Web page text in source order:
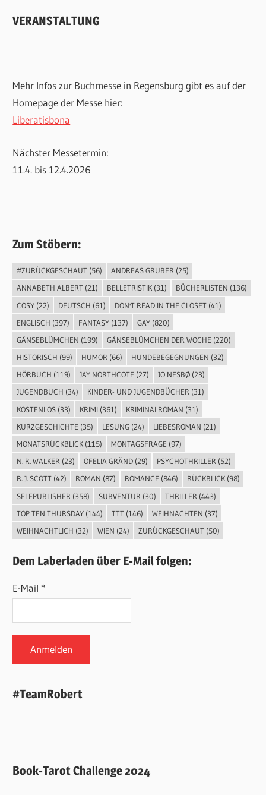
VERANSTALTUNG
Mehr Infos zur Buchmesse in Regensburg gibt es auf der
Homepage der Messe hier:
Liberatisbona
Nächster Messetermin:
11.4. bis 12.4.2026
Zum Stöbern:
#ZURÜCKGESCHAUT(56) ANDREAS GRUBER (25)
ANNABETH ALBERT(21) BELLETRISTIK(31) BÜCHERLISTEN (136)
COSY(22) DEUTSCH (61) DON'T READ IN THE CLOSET(41)
ENGLISCH (397) FANTASY(137) GAY(820)
GÄNSEBLÜMCHEN (199) GÄNSEBLÜMCHEN DER WOCHE (220)
HISTORISCH (99) HUMOR (66) HUNDEBEGEGNUNGEN (32)
HÖRBUCH (119) JAY NORTHCOTE (27) JO NESBØ(23)
JUGENDBUCH (34) KINDER- UND JUGENDBÜCHER(31)
KOSTENLOS(33) KRIMI(361) KRIMINALROMAN (31)
KURZGESCHICHTE (35) LESUNG(24) LIEBESROMAN (21)
MONATSRÜCKBLICK(115) MONTAGSFRAGE (97)
N. R. WALKER(23) OFELIA GRÄND(29) PSYCHOTHRILLER(52)
R. J. SCOTT(42) ROMAN (87) ROMANCE (846) RÜCKBLICK(98)
SELFPUBLISHER (358) SUBVENTUR (30) THRILLER (443)
TOP TEN THURSDAY(144) TTT(146) WEIHNACHTEN (37)
WEIHNACHTLICH (32) WIEN (24) ZURÜCKGESCHAUT(50)
Dem Laberladen über E-Mail folgen:
E-Mail *
#TeamRobert
Book-Tarot Challenge 2024